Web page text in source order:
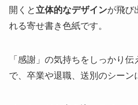
開くと 立体的なデザインが飛び
れる寄せ書き色紙です。
「感謝」の気持ちをしっかり
で、卒業や退職、送別のシーン